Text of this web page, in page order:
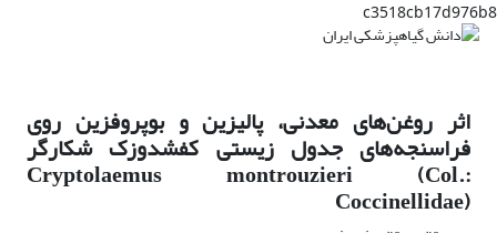
c3518cb17d976b8
اثر روغن‎‌های معدنی، پالیزین و بوپروفزین روی
فراسنجه‌های جدول زیستی کفشدوزک‌ شکارگر
Cryptolaemus montrouzieri (Col.:
Coccinellidae)